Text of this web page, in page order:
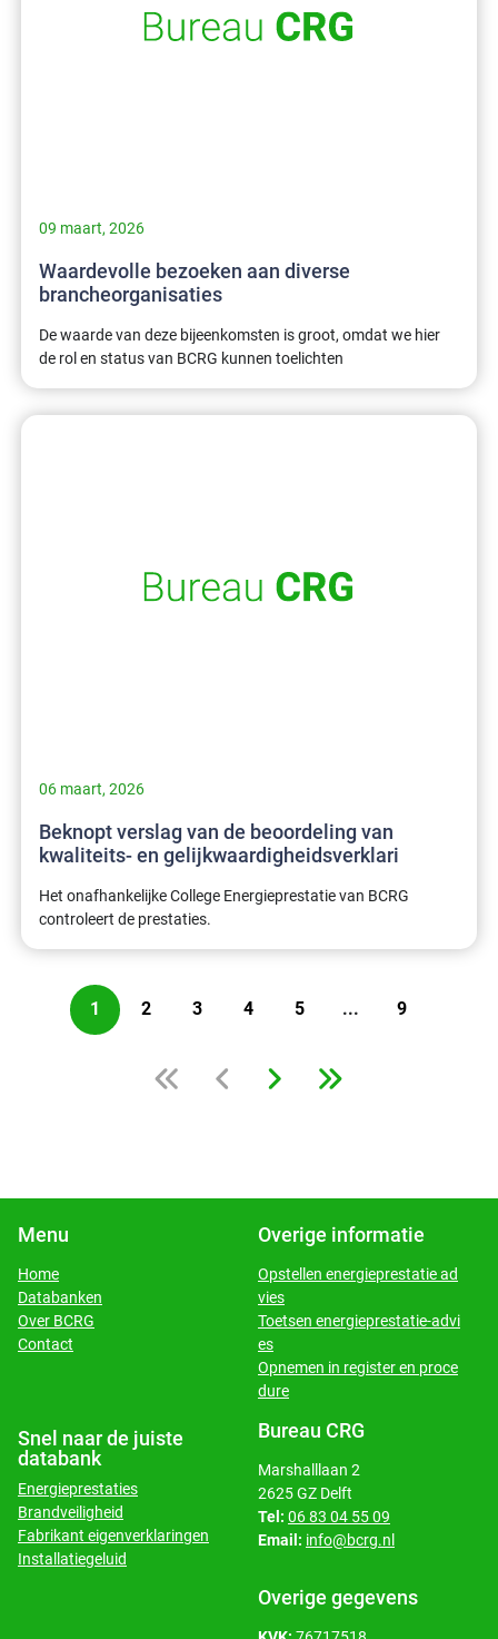
09 maart, 2026
Waardevolle bezoeken aan diverse
brancheorganisaties
De waarde van deze bijeenkomsten is groot, omdat we hier
de rol en status van BCRG kunnen toelichten
06 maart, 2026
Beknopt verslag van de beoordeling van
kwaliteits- en gelijkwaardigheidsverklari
Het onafhankelijke College Energieprestatie van BCRG
controleert de prestaties.
1 2 3 4 5 9
Menu
Home
Databanken
​​​​​​​Over BCRG
​​​​​​​Contact
Overige informatie
Opstellen energieprestatie ad
vies
Toetsen energieprestatie-advi
es
Opnemen in register en proce
dure
Snel naar de juiste
databank
Energieprestaties
Brandveiligheid
Fabrikant eigenverklaringen
Installatiegeluid
Bureau CRG
Marshalllaan 2
2625 GZ Delft
Tel: 06 83 04 55 09
Email: info@bcrg.nl
Overige gegevens